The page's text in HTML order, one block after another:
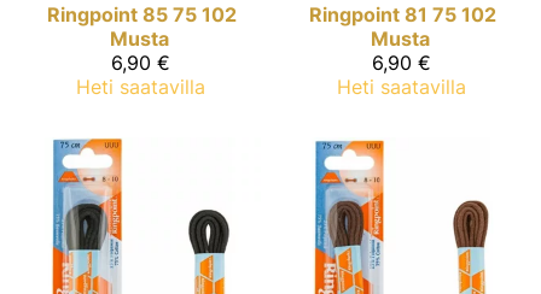
Ringpoint 85 75 102
Musta
6,90 €
Heti saatavilla
Ringpoint 81 75 102
Musta
6,90 €
Heti saatavilla